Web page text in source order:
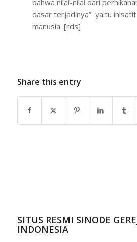
dasar terjadinya” yaitu inisatif
manusia. [rds]
Share this entry
SITUS RESMI SINODE
INDONESIA